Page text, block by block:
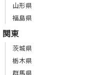
山形県
福島県
関東
茨城県
栃木県
群馬県